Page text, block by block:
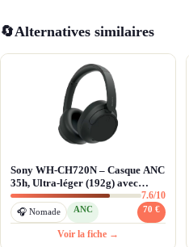
🔄Alternatives similaires
Sony WH-CH720N – Casque ANC
35h, Ultra-léger (192g) avec
Processeur V1
7.6/10
🎧 Nomade ANC 70 €
Voir la fiche →